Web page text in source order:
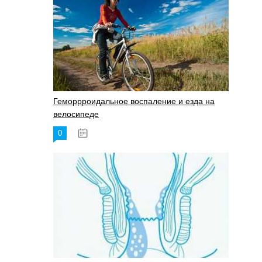
Геморрроидальное воспаление и езда на
велосипеде
0